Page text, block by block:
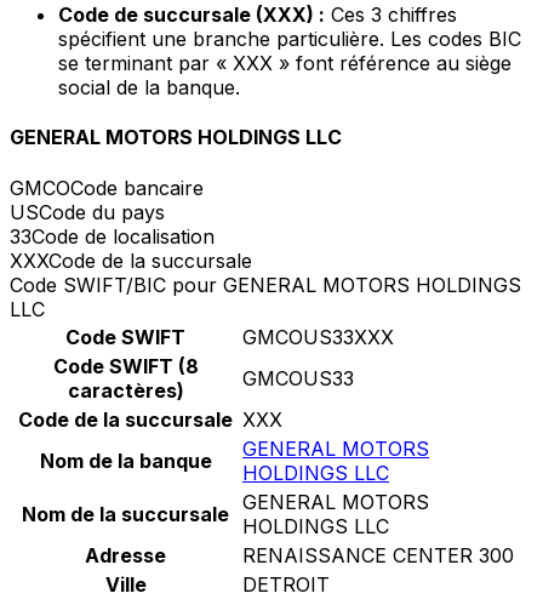
Code de succursale (XXX) : Ces 3 chiffres
spécifient une branche particulière. Les codes BIC
se terminant par « XXX » font référence au siège
social de la banque.
GENERAL MOTORS HOLDINGS LLC
GMCOCode bancaire
USCode du pays
33Code de localisation
XXXCode de la succursale
Code SWIFT/BIC pour GENERAL MOTORS HOLDINGS
LLC
Code SWIFT
GMCOUS33XXX
Code SWIFT (8
caractères)
GMCOUS33
Code de la succursale XXX
Nom de la banque
GENERAL MOTORS
HOLDINGS LLC
Nom de la succursale GENERAL MOTORS
HOLDINGS LLC
Adresse
RENAISSANCE CENTER 300
Ville
DETROIT